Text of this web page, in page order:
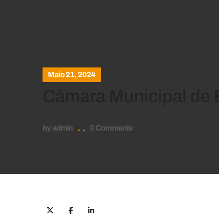
Maio 21, 2024
by admin 0 Comments